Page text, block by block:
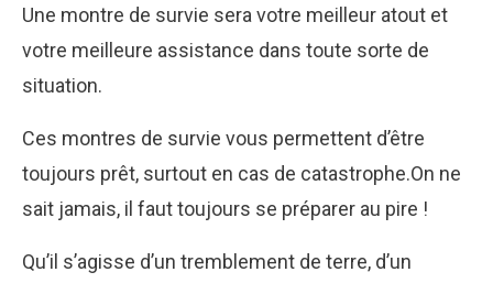
Une montre de survie sera votre meilleur atout et
votre meilleure assistance dans toute sorte de
situation.
Ces montres de survie vous permettent d’être
toujours prêt, surtout en cas de catastrophe.On ne
sait jamais, il faut toujours se préparer au pire !
Qu’il s’agisse d’un tremblement de terre, d’un